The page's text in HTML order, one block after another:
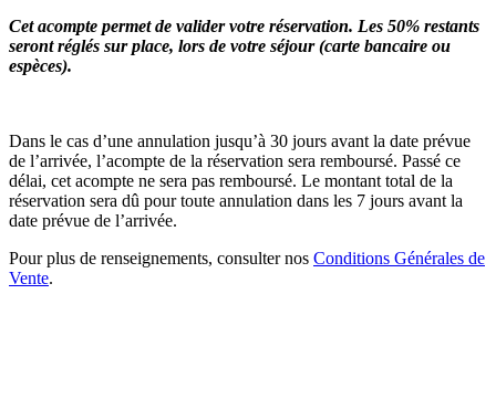
Cet acompte permet de valider votre réservation. Les 50% restants
seront réglés sur place, lors de votre séjour (carte bancaire ou
espèces).
Dans le cas d’une annulation jusqu’à 30 jours avant la date prévue
de l’arrivée, l’acompte de la réservation sera remboursé. Passé ce
délai, cet acompte ne sera pas remboursé. Le montant total de la
réservation sera dû pour toute annulation dans les 7 jours avant la
date prévue de l’arrivée.
Pour plus de renseignements, consulter nos Conditions Générales de
Vente.